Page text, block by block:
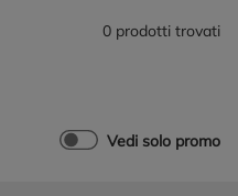
0 prodotti trovati
Vedi solo promo